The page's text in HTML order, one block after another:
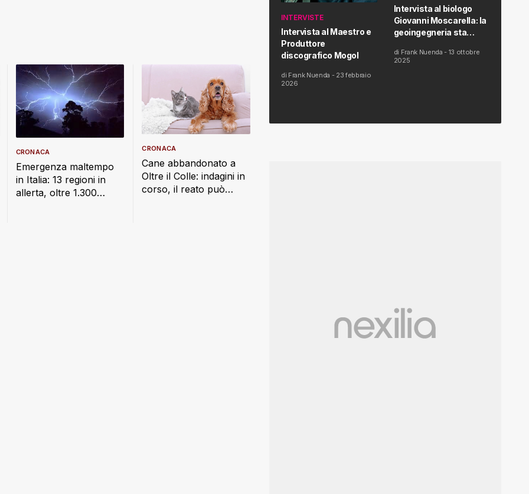
Emergenza maltempo
in Italia: 13 regioni in
allerta, oltre 1.300
CRONACA
Cane abbandonato a
Oltre il Colle: indagini in
corso, il reato può
CRONACA
INTERVISTE
Intervista al Maestro e
Produttore
discografico Mogol
di Frank Nuenda - 23 febbraio
2026
Intervista al biologo
Giovanni Moscarella: la
geoingegneria sta
salute dell’uomo
di Frank Nuenda - 13 ottobre
2025